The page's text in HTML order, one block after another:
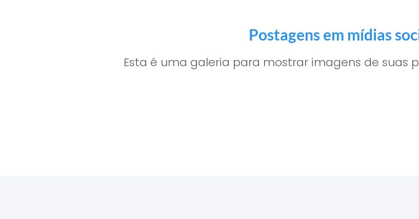
Postagens em mídias
Esta é uma galeria para mostrar imagens de suas